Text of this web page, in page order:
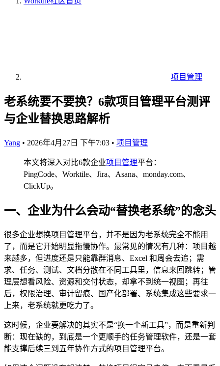
项目管理
老系统要不要换？6款项目管理平台测评
与企业替换思路解析
Yang • 2026年4月27日 下午7:03 • 项目管理
本文将深入对比6款企业项目管理平台：
PingCode、Worktile、Jira、Asana、monday.com、
ClickUp。
一、企业为什么会动“替换老系统”的念头
很多企业想换项目管理平台，并不是因为老系统完全不能用
了，而是它开始明显拖慢协作。最常见的情况有几种：项目越
来越多，但进度还是只能靠群消息、Excel 和周会去追；需
求、任务、测试、文档分散在不同工具里，信息来回跳转；管
理层想看风险、资源和交付状态，却拿不到统一视图；再往
后，权限治理、审计留痕、国产化部署、系统集成这些要求一
上来，老系统就更吃力了。
这时候，企业要解决的其实不是“换一个新工具”，而是重新判
断：现在缺的，到底是一个更顺手的任务管理软件，还是一套
能支撑后续三到五年协作方式的项目管理平台。